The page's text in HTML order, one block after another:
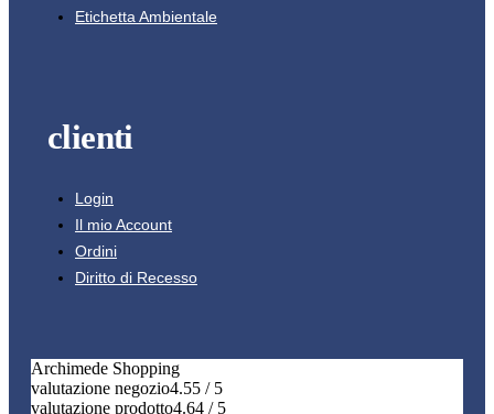
Etichetta Ambientale
clienti
Login
Il mio Account
Ordini
Diritto di Recesso
Archimede Shopping
valutazione negozio4.55 / 5
valutazione prodotto4.64 / 5